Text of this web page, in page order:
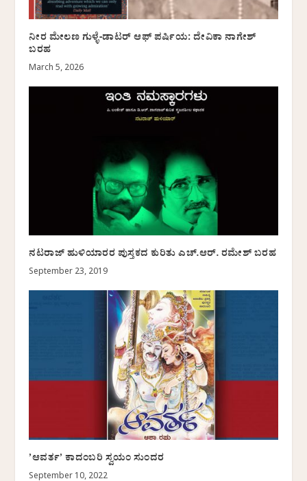
ನೀರ ಮೇಲಣ ಗುಳ್ಳೆ-ಡಾಟರ್ ಆಫ್ ಪರ್ಷಿಯ: ದೇವಿಕಾ ನಾಗೇಶ್
ಬರಹ
March 5, 2026
ನಟರಾಜ್ ಹುಳಿಯಾರರ ಪುಸ್ತಕದ ಕುರಿತು ಎಚ್.ಆರ್. ರಮೇಶ್ ಬರಹ
September 23, 2019
’ಆವರ್ತ’ ಕಾದಂಬರಿ ಸ್ವಯಂ ಸುಂದರ
September 10, 2022